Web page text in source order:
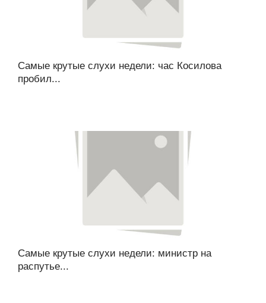
Самые крутые слухи недели: час Косилова
пробил...
Самые крутые слухи недели: министр на
распутье...